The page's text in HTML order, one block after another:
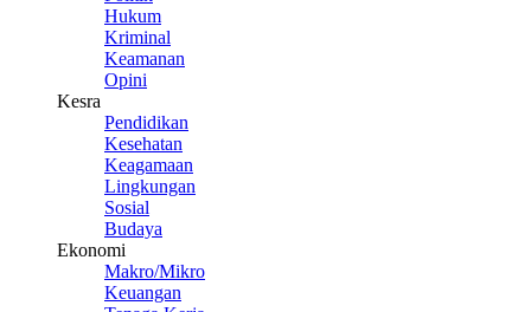
Hukum
Kriminal
Keamanan
Opini
Kesra
Pendidikan
Kesehatan
Keagamaan
Lingkungan
Sosial
Budaya
Ekonomi
Makro/Mikro
Keuangan